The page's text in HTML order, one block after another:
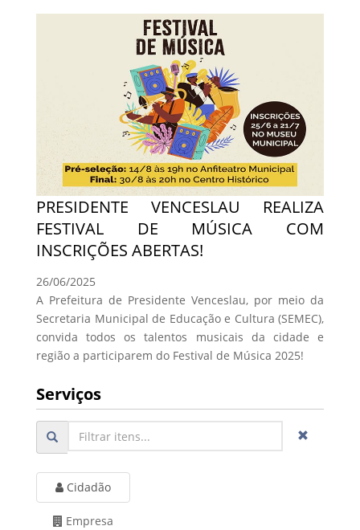
PRESIDENTE VENCESLAU REALIZA
FESTIVAL DE MÚSICA COM
INSCRIÇÕES ABERTAS!
26/06/2025
A Prefeitura de Presidente Venceslau, por meio da
Secretaria Municipal de Educação e Cultura (SEMEC),
convida todos os talentos musicais da cidade e
região a participarem do Festival de Música 2025!
Serviços
Cidadão
Empresa